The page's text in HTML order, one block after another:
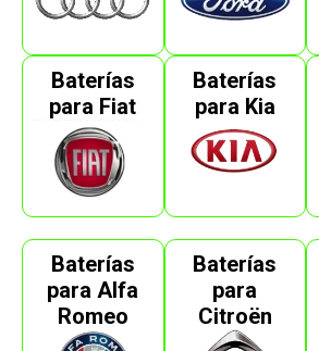
Baterías
para Fiat
Baterías
para Kia
Baterías
para Alfa
Romeo
Baterías
para
Citroën